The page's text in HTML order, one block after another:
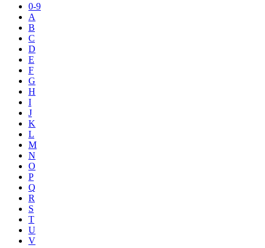
0-9
A
B
C
D
E
F
G
H
I
J
K
L
M
N
O
P
Q
R
S
T
U
V